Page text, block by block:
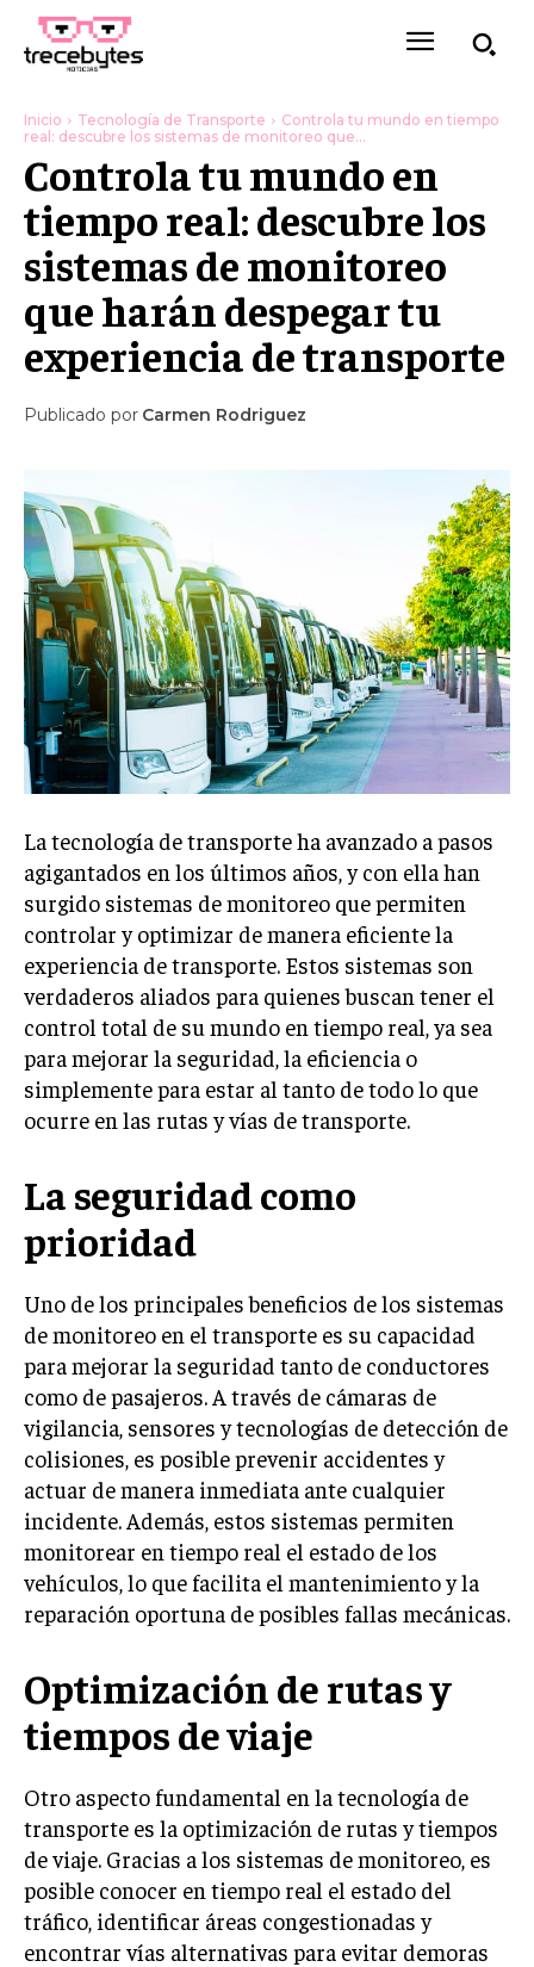
Inicio Tecnología de Transporte
Controla tu mundo en tiempo
real: descubre los sistemas de monitoreo que...
Controla tu mundo en
tiempo real: descubre los
sistemas de monitoreo
que harán despegar tu
experiencia de transporte
Publicado por Carmen Rodriguez
La tecnología de transporte ha avanzado a pasos
agigantados en los últimos años, y con ella han
surgido sistemas de monitoreo que permiten
controlar y optimizar de manera eficiente la
experiencia de transporte. Estos sistemas son
verdaderos aliados para quienes buscan tener el
control total de su mundo en tiempo real, ya sea
para mejorar la seguridad, la eficiencia o
simplemente para estar al tanto de todo lo que
ocurre en las rutas y vías de transporte.
La seguridad como
prioridad
Uno de los principales beneficios de los sistemas
de monitoreo en el transporte es su capacidad
para mejorar la seguridad tanto de conductores
como de pasajeros. A través de cámaras de
vigilancia, sensores y tecnologías de detección de
colisiones, es posible prevenir accidentes y
actuar de manera inmediata ante cualquier
incidente. Además, estos sistemas permiten
monitorear en tiempo real el estado de los
vehículos, lo que facilita el mantenimiento y la
reparación oportuna de posibles fallas mecánicas.
Optimización de rutas y
tiempos de viaje
Otro aspecto fundamental en la tecnología de
transporte es la optimización de rutas y tiempos
de viaje. Gracias a los sistemas de monitoreo, es
posible conocer en tiempo real el estado del
tráfico, identificar áreas congestionadas y
encontrar vías alternativas para evitar demoras